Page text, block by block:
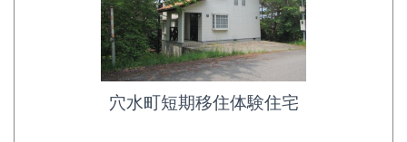
穴水町短期移住体験住宅